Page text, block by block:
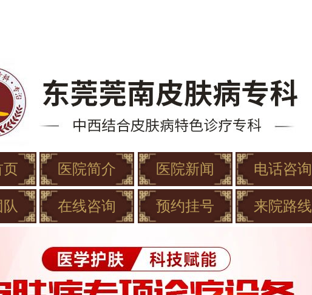
页 医院简介 医院新闻 电话咨询
在线咨询 预约挂号 来院路线